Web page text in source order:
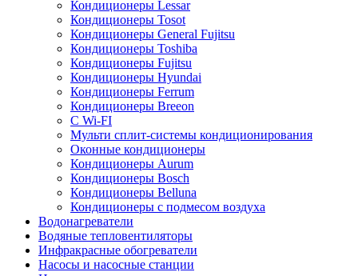
Кондиционеры Lessar
Кондиционеры Tosot
Кондиционеры General Fujitsu
Кондиционеры Toshiba
Кондиционеры Fujitsu
Кондиционеры Hyundai
Кондиционеры Ferrum
Кондиционеры Breeon
С Wi-FI
Мульти сплит-системы кондиционирования
Оконные кондиционеры
Кондиционеры Aurum
Кондиционеры Bosch
Кондиционеры Belluna
Кондиционеры с подмесом воздуха
Водонагреватели
Водяные тепловентиляторы
Инфракрасные обогреватели
Насосы и насосные станции